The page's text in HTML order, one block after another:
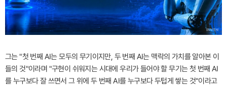
그는 "첫 번째 AI는 모두의 무기이지만, 두 번째 AI는 맥락의 가치를 알아본 이
들의 것"이라며 "구현이 쉬워지는 시대에 우리가 들어야 할 무기는 첫 번째 AI
를 누구보다 잘 쓰면서 그 위에 두 번째 AI를 누구보다 두텁게 쌓는 것"이라고